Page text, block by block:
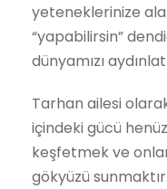
yeteneklerinize
“yapabilirsin”
dünyamızı
Tarhan ailesi
içindeki gücü
keşfetmek ve
gökyüzü